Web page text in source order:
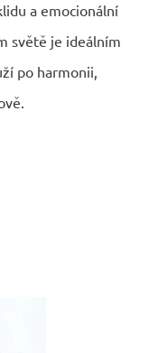
a emocionální
světě je ideálním
po harmonii,